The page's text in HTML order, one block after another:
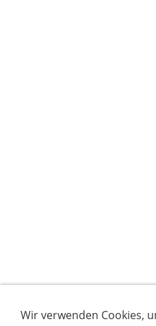
Wir verwenden Cookies,